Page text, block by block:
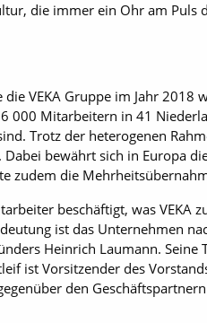
die immer ein Ohr am Puls
VEKA Gruppe im Jahr
000 Mitarbeitern in 41
Trotz der heterogenen
bewährt sich in Europa
zudem die
beschäftigt, was VEKA
ist das Unternehmen
Heinrich Laumann.
ist Vorsitzender des
den